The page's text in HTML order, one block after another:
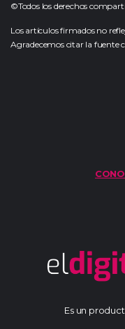
©Todos los derechos
Los artículos firmados no
Agradecemos citar la fuente
Es un